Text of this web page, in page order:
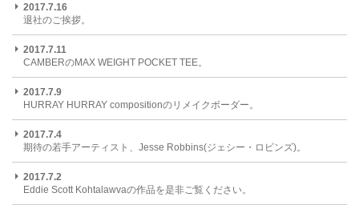
2017.7.16
退社のご挨拶。
2017.7.11
CAMBERのMAX WEIGHT POCKET TEE。
2017.7.9
HURRAY HURRAY compositionのリメイクボーダー。
2017.7.4
期待の若手アーティスト、Jesse Robbins(ジェシー・ロビンズ)。
2017.7.2
Eddie Scott Kohtalawvaの作品を是非ご覧ください。